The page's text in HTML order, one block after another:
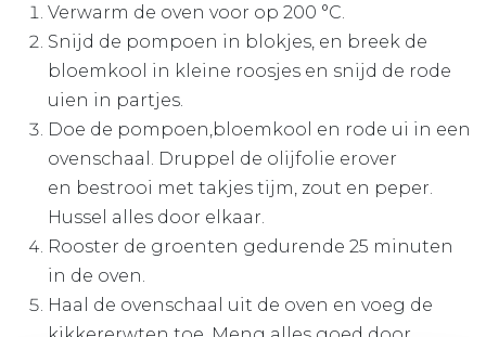
Verwarm de oven voor op 200 °C.
Snijd de pompoen in blokjes, en breek de
bloemkool in kleine roosjes en snijd de rode
uien in partjes.
Doe de pompoen,bloemkool en rode ui in een
ovenschaal. Druppel de olijfolie erover
en bestrooi met takjes tijm, zout en peper.
Hussel alles door elkaar.
Rooster de groenten gedurende 25 minuten
in de oven.
Haal de ovenschaal uit de oven en voeg de